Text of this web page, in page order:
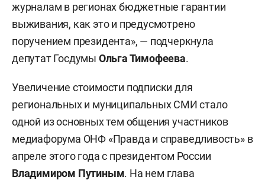
журналам в регионах бюджетные гарантии
выживания, как это и предусмотрено
поручением президента», — подчеркнула
депутат Госдумы Ольга Тимофеева.
Увеличение стоимости подписки для
региональных и муниципальных СМИ стало
одной из основных тем общения участников
медиафорума ОНФ «Правда и справедливость» в
апреле этого года с президентом России
Владимиром Путиным. На нем глава